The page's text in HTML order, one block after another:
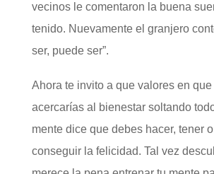
vecinos le comentaron la buena
tenido. Nuevamente el granjero
ser, puede ser”.
Ahora te invito a que valores en
acercarías al bienestar soltando
mente dice que debes hacer, tener
conseguir la felicidad. Tal vez